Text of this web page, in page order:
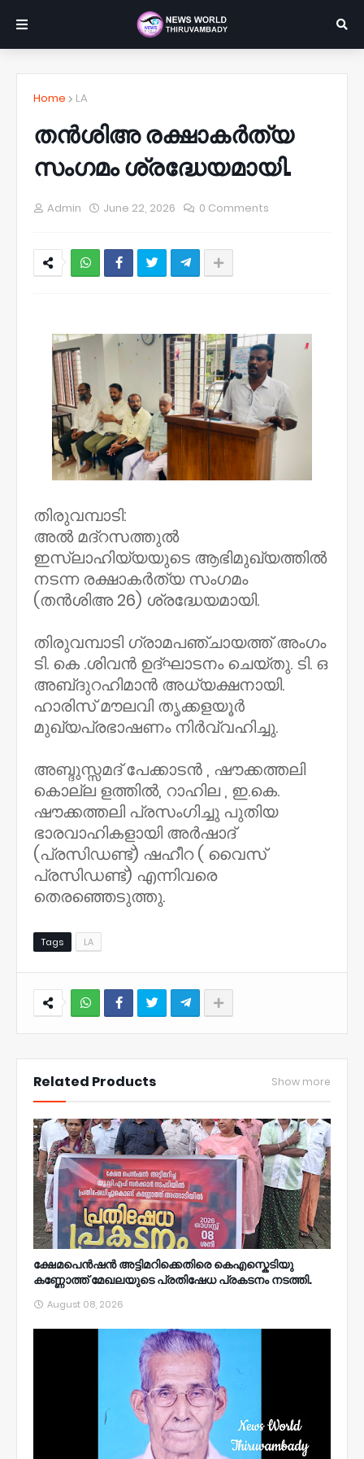
Home LA
തൻശിഅ രക്ഷാകർത്യ
സംഗമം ശ്രദ്ധേയമായി.
Admin June 22, 2026 0 Comments
തിരുവമ്പാടി:
അൽ മദ്റസത്തുൽ
ഇസ്‌ലാഹിയ്യയുടെ ആഭിമുഖ്യത്തിൽ
നടന്ന രക്ഷാകർത്യ സംഗമം
(തൻശിഅ 26) ശ്രദ്ധേയമായി.
തിരുവമ്പാടി ഗ്രാമപഞ്ചായത്ത് അംഗം
ടി. കെ .ശിവൻ ഉദ്‌ഘാടനം ചെയ്തു. ടി. ഒ
അബ്‌ദുറഹിമാൻ അധ്യക്ഷനായി.
ഹാരിസ് മൗലവി തൃക്കളയൂർ
മുഖ്യപ്രഭാഷണം നിർവ്വഹിച്ചു.
അബ്ദുസ്സമദ് പേക്കാടൻ , ഷൗക്കത്തലി
കൊല്ല ളത്തിൽ, റാഹില , ഇ.കെ.
ഷൗക്കത്തലി പ്രസംഗിച്ചു പുതിയ
ഭാരവാഹികളായി അർഷാദ്
(പ്രസിഡണ്ട്) ഷഹീറ ( വൈസ്
പ്രസിഡണ്ട്) എന്നിവരെ
തെരഞ്ഞെടുത്തു.
Tags LA
Related Products Show more
ക്ഷേമപെൻഷൻ അട്ടിമറിക്കെതിരെ കെഎസ്കെടിയു
കണ്ണോത്ത് മേഖലയുടെ പ്രതിഷേധ പ്രകടനം നടത്തി.
August 08, 2026